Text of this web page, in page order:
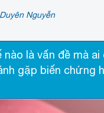
Duyên Nguyễn
nào là vấn đề mà
gặp biến